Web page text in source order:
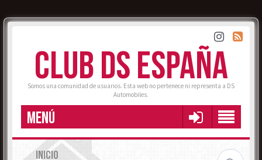
CLUB DS ESPAÑA
Somos una comunidad de usuarios. Esta web no pertenece ni representa a DS
Automobiles.
MENÚ
INICIO